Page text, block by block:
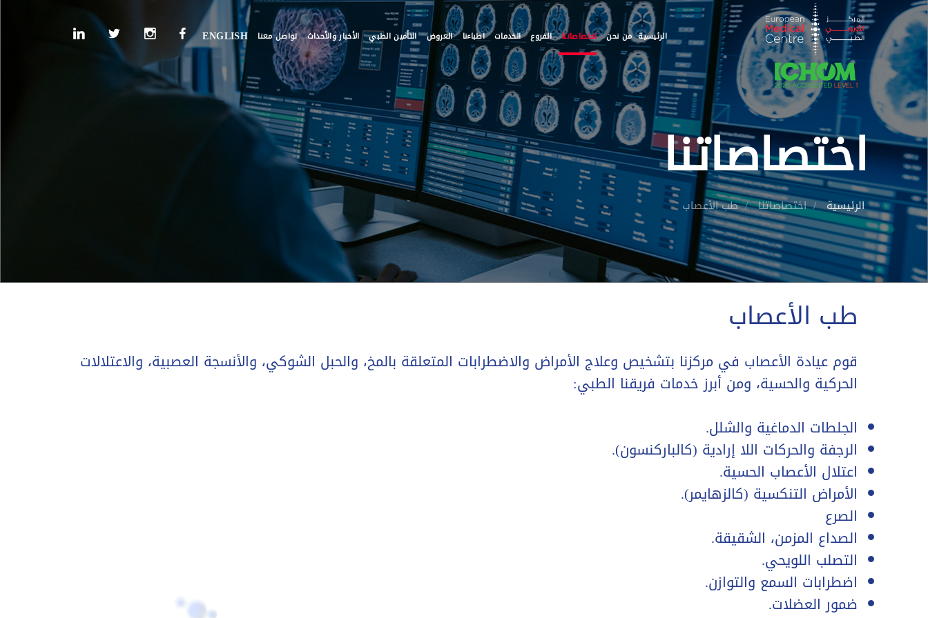
الرئيسية من نحن اختصاصاتنا الفروع الخدمات اطباءنا العروض التأمين الطبي الأخبار والأحداث تواصل معنا ENGLISH
اختصاصاتنا
الرئيسية اختصاصاتنا طب الأعصاب
طب الأعصاب
قوم عيادة الأعصاب في مركزنا بتشخيص وعلاج الأمراض والاضطرابات المتعلقة بالمخ، والحبل الشوكي، والأنسجة العصبية، والاعتلالات
الحركية والحسية، ومن أبرز خدمات فريقنا الطبي:
الجلطات الدماغية والشلل.
الرجفة والحركات اللا إرادية (كالباركنسون).
اعتلال الأعصاب الحسية.
الأمراض التنكسية (كالزهايمر).
الصرع
الصداع المزمن، الشقيقة.
التصلب اللويحي.
اضطرابات السمع والتوازن.
ضمور العضلات.